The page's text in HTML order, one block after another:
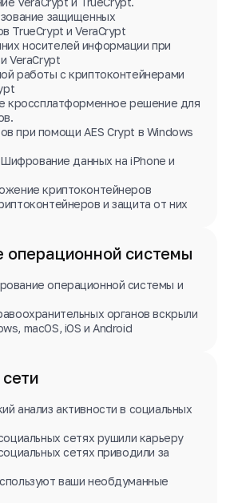
защищенных
TrueCrypt и VeraCrypt
носителей информации при
VeraCrypt
работы с криптоконтейнерами
кроссплатформенное решение для
при помощи AES Crypt в Windows
Шифрование данных на iPhone и
криптоконтейнеров
и защита от них
системы
операционной системы и
органов вскрыли
macOS, iOS и Android
анализ активности в социальных
сетях рушили карьеру
сетях приводили за
ваши необдуманные